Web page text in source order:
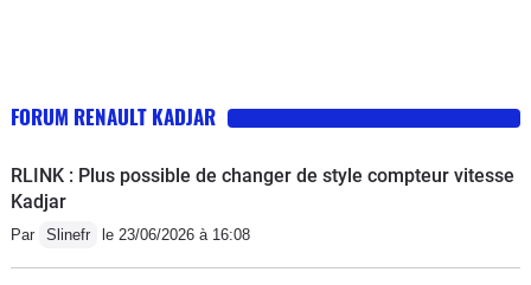
FORUM RENAULT KADJAR
RLINK : Plus possible de changer de style compteur vitesse
Kadjar
Par Slinefr le 23/06/2026 à 16:08